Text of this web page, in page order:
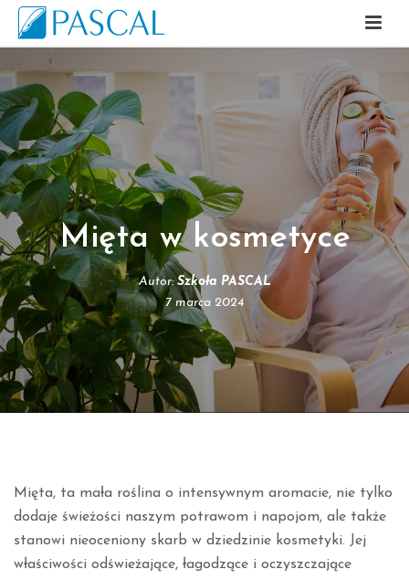
Mięta w kosmetyce
Autor: Szkoła PASCAL
7 marca 2024
Mięta, ta mała roślina o intensywnym aromacie, nie tylko
dodaje świeżości naszym potrawom i napojom, ale także
stanowi nieoceniony skarb w dziedzinie kosmetyki. Jej
właściwości odświeżające, łagodzące i oczyszczające